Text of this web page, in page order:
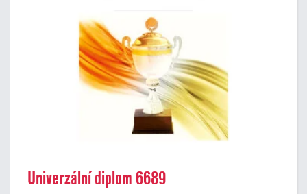
Univerzální diplom 6689